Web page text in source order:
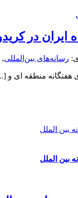
ایران در
رسانه‌های بین‌المللی,
هفتگانه منطقه ای و
بین الملل
بین الملل